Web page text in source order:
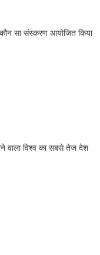
सा संस्करण आयोजित किया
वाला विश्व का सबसे तेज देश